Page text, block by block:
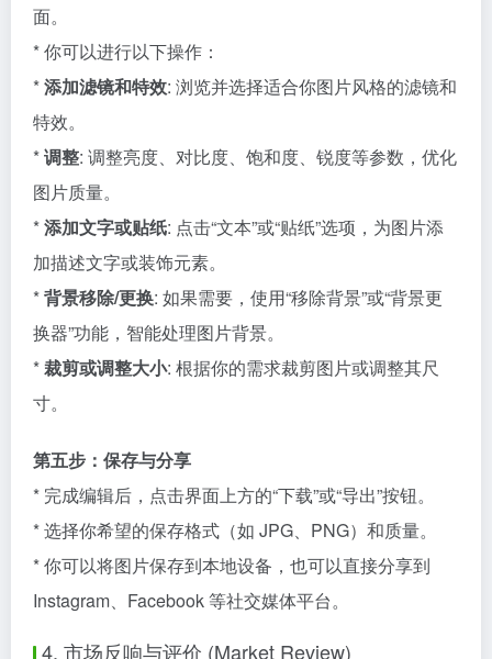
面。
* 你可以进行以下操作：
*添加滤镜和特效: 浏览并选择适合你图片风格的滤镜和
特效。
*调整: 调整亮度、对比度、饱和度、锐度等参数，优化
图片质量。
*添加文字或贴纸: 点击“文本”或“贴纸”选项，为图片添
加描述文字或装饰元素。
*背景移除/更换: 如果需要，使用“移除背景”或“背景更
换器”功能，智能处理图片背景。
*裁剪或调整大小: 根据你的需求裁剪图片或调整其尺
寸。
第五步：保存与分享
* 完成编辑后，点击界面上方的“下载”或“导出”按钮。
* 选择你希望的保存格式（如 JPG、PNG）和质量。
* 你可以将图片保存到本地设备，也可以直接分享到
Instagram、Facebook 等社交媒体平台。
4. 市场反响与评价 (Market Review)